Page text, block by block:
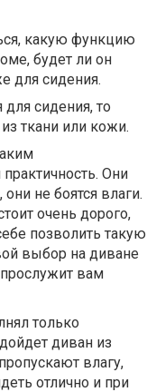
какую функцию
будет ли он
для сидения.
для сидения, то
ткани или кожи.
Они
не боятся влаги.
очень дорого,
позволить такую
выбор на диване
прослужит вам
только
диван из
влагу,
отлично и при